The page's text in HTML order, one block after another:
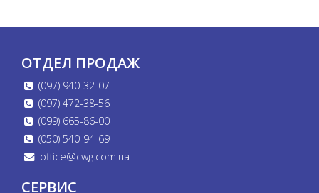
ОТДЕЛ ПРОДАЖ
(097) 940-32-07
(097) 472-38-56
(099) 665-86-00
(050) 540-94-69
office@cwg.com.ua
СЕРВИС